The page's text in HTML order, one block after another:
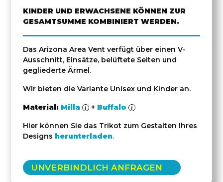
KINDER UND ERWACHSENE KÖNNEN ZUR
GESAMTSUMME KOMBINIERT WERDEN.
Das Arizona Area Vent verfügt über einen V-
Ausschnitt, Einsätze, belüftete Seiten und
gegliederte Ärmel.
Wir bieten die Variante Unisex und Kinder an.
Material: Milla + Buffalo
Hier können Sie das Trikot zum Gestalten Ihres
Designs herunterladen.
UNVERBINDLICH ANFRAGEN